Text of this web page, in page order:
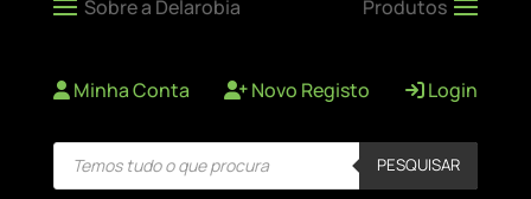
Minha Conta Novo Registo Login
Products
search PESQUISAR